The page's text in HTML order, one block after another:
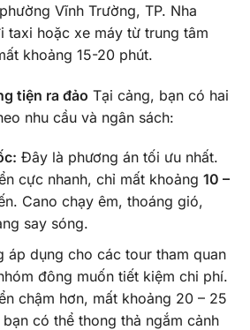
Vĩnh Trường, TP. Nha
taxi hoặc xe máy từ trung tâm
khoảng 15-20 phút.
tiện ra đảo Tại cảng, bạn có hai
nhu cầu và ngân sách:
Đây là phương án tối ưu nhất.
cực nhanh, chỉ mất khoảng 10 –
Cano chạy êm, thoáng gió,
say sóng.
áp dụng cho các tour tham quan
đông muốn tiết kiệm chi phí.
chậm hơn, mất khoảng 20 – 25
có thể thong thả ngắm cảnh